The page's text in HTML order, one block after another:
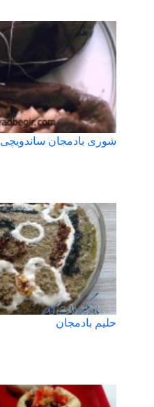
شوری بادمجان ساندویچی
حلیم بادمجان